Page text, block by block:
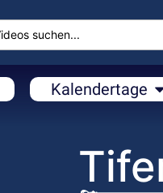
Kalendertage